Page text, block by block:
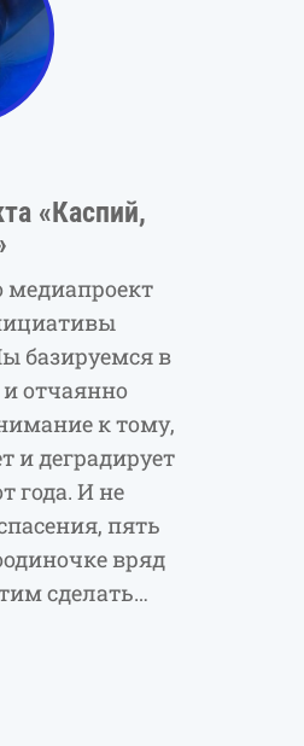
«Каспий,
медиапроект
базируемся в
отчаянно
к тому,
и деградирует
года. И не
пять
вряд
сделать…